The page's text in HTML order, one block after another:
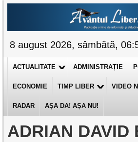
8 august 2026, sâmbătă,
ACTUALITATE ADMINISTRAȚIE
ECONOMIE TIMP LIBER VIDEO
RADAR AȘA DA! AȘA NU!
ADRIAN DAVID